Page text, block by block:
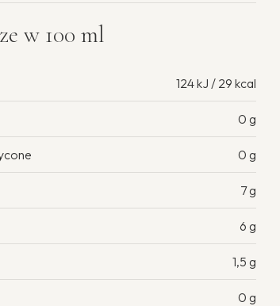
w 100 ml
124 kJ / 29 kcal
0 g
0 g
7 g
6 g
1,5 g
0 g